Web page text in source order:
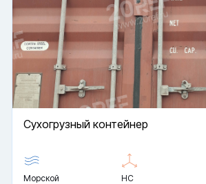
Cухогрузный контейнер
Морской HC